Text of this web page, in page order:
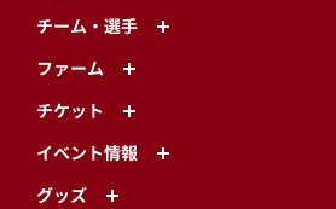
チーム・選手
ファーム
チケット
イベント情報
グッズ